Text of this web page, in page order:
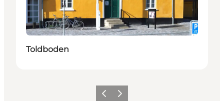
Toldboden
ZurückWeiter